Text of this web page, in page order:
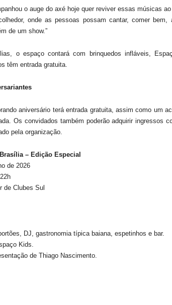
o auge do axé hoje quer reviver essas músicas
onde as pessoas possam cantar, comer
de um show.”
o espaço contará com brinquedos infláveis,
têm entrada gratuita.
aniversário terá entrada gratuita, assim como um
Os convidados também poderão adquirir ingressos
pela organização.
– Edição Especial
de 2026
de Clubes Sul
DJ, gastronomia típica baiana, espetinhos e bar.
Kids.
de Thiago Nascimento.